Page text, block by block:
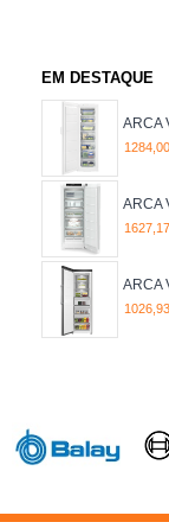
INFINITON
LG
LIEBHERR
SAMSUNG
SIEMENS
STARLUX
TEKA
WHIRLPOOL
ZANUSSI
ALTURA
Até 100 cm
De 100.01 até
125
125.5
EM DESTAQUE
ARCA
ARCA
ARCA